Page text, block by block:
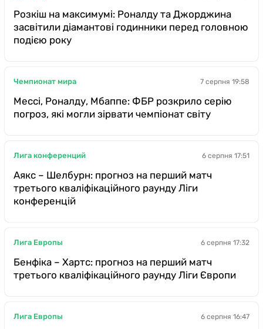
Розкіш на максимумі: Роналду та Джорджина
засвітили діамантові годинники перед головною
подією року
Чемпионат мира 7 серпня 19:58
Мессі, Роналду, Мбаппе: ФБР розкрило серію
погроз, які могли зірвати чемпіонат світу
Лига конференций 6 серпня 17:51
Аякс – Шелбурн: прогноз на перший матч
третього кваліфікаційного раунду Ліги
конференцій
Лига Европы 6 серпня 17:32
Бенфіка – Хартс: прогноз на перший матч
третього кваліфікаційного раунду Ліги Європи
Лига Европы 6 серпня 16:47